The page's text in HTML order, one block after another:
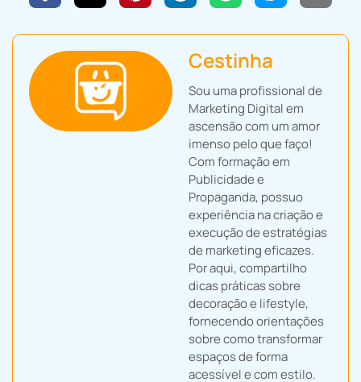
Cestinha
Sou uma profissional de
Marketing Digital em
ascensão com um amor
imenso pelo que faço!
Com formação em
Publicidade e
Propaganda, possuo
experiência na criação e
execução de estratégias
de marketing eficazes.
Por aqui, compartilho
dicas práticas sobre
decoração e lifestyle,
fornecendo orientações
sobre como transformar
espaços de forma
acessível e com estilo.